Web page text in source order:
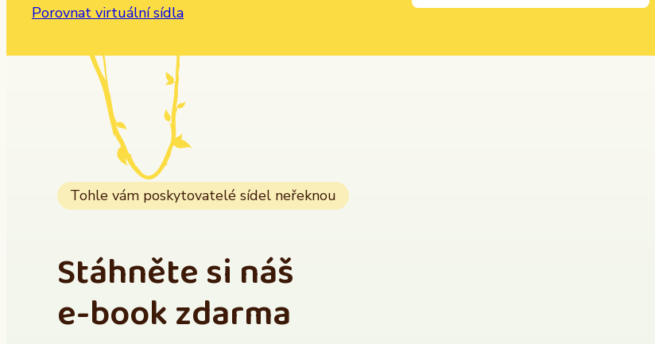
Porovnat virtuální sídla
Tohle vám poskytovatelé sídel neřeknou
Stáhněte si náš
e-book zdarma